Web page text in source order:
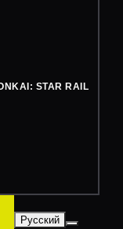
STAR RAIL
Русский